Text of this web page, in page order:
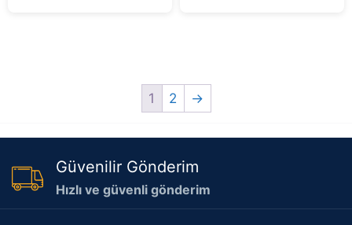
1 2 →
Güvenilir Gönderim
Hızlı ve güvenli gönderim